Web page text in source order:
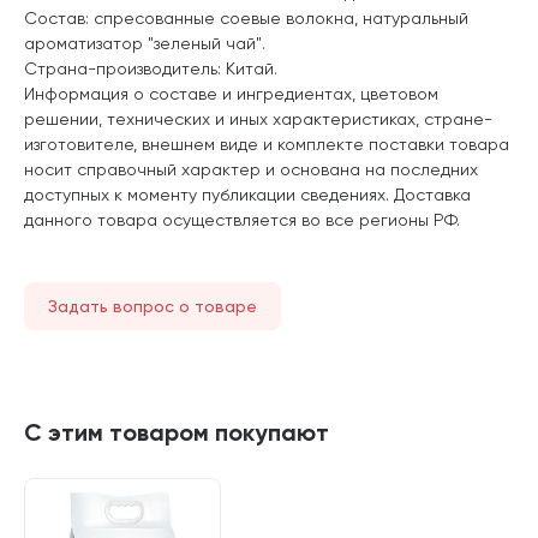
Состав: спресованные соевые волокна, натуральный
ароматизатор "зеленый чай".
Страна-производитель: Китай.
Информация о составе и ингредиентах, цветовом
решении, технических и иных характеристиках, стране-
изготовителе, внешнем виде и комплекте поставки товара
носит справочный характер и основана на последних
доступных к моменту публикации сведениях. Доставка
данного товара осуществляется во все регионы РФ.
Задать вопрос о товаре
С этим товаром покупают